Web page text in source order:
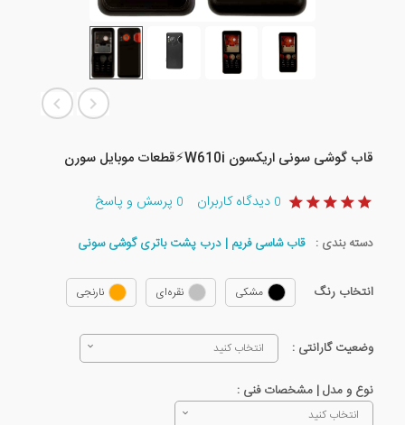
قاب گوشی سونی اریکسون W610i⚡️قطعات موبایل سورن
0 دیدگاه کاربران 0 پرسش و پاسخ
دسته بندی : قاب شاسی فریم | درب پشت باتری گوشی سونی
انتخاب رنگ مشکی نقره‌ای نارنجی
وضعیت گارانتی : انتخاب کنید
نوع و مدل | مشخصات فنی :
انتخاب کنید